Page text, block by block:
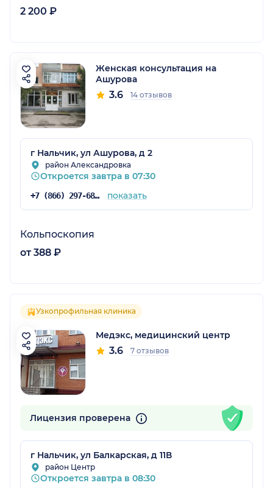
2 200 ₽
Женская консультация на
Ашурова
3.6 14 отзывов
г Нальчик, ул Ашурова, д 2
район Александровка
Откроется завтра в 07:30
+7 (866) 297-68-67 показать
Кольпоскопия
от 388 ₽
Узкопрофильная клиника
Медэкс, медицинский центр
3.6 7 отзывов
Лицензия проверена
г Нальчик, ул Балкарская, д 11В
район Центр
Откроется завтра в 08:30